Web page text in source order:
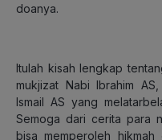
doanya.
Itulah kisah lengkap
mukjizat Nabi Ibrahim
Ismail AS yang
Semoga dari cerita para
bisa memperoleh